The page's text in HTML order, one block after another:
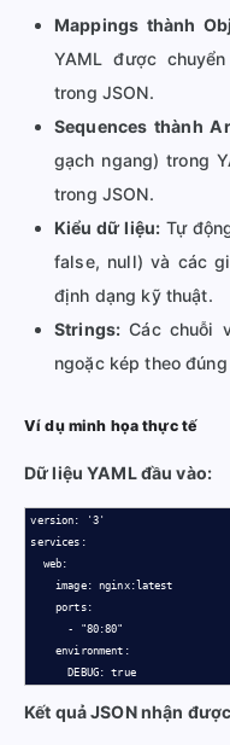
Mappings thành
YAML được
trong JSON.
Sequences thành
gạch ngang) trong
trong JSON.
Kiểu dữ liệu: Tự
false, null) và các
định dạng kỹ thuật.
Strings: Các chuỗi
ngoặc kép theo
Ví dụ minh họa thực tế
Dữ liệu YAML đầu vào:
version: '3'
services:
  web:
    image: nginx:latest
    ports:
      - "80:80"
    environment:
      DEBUG: true
Kết quả JSON nhận